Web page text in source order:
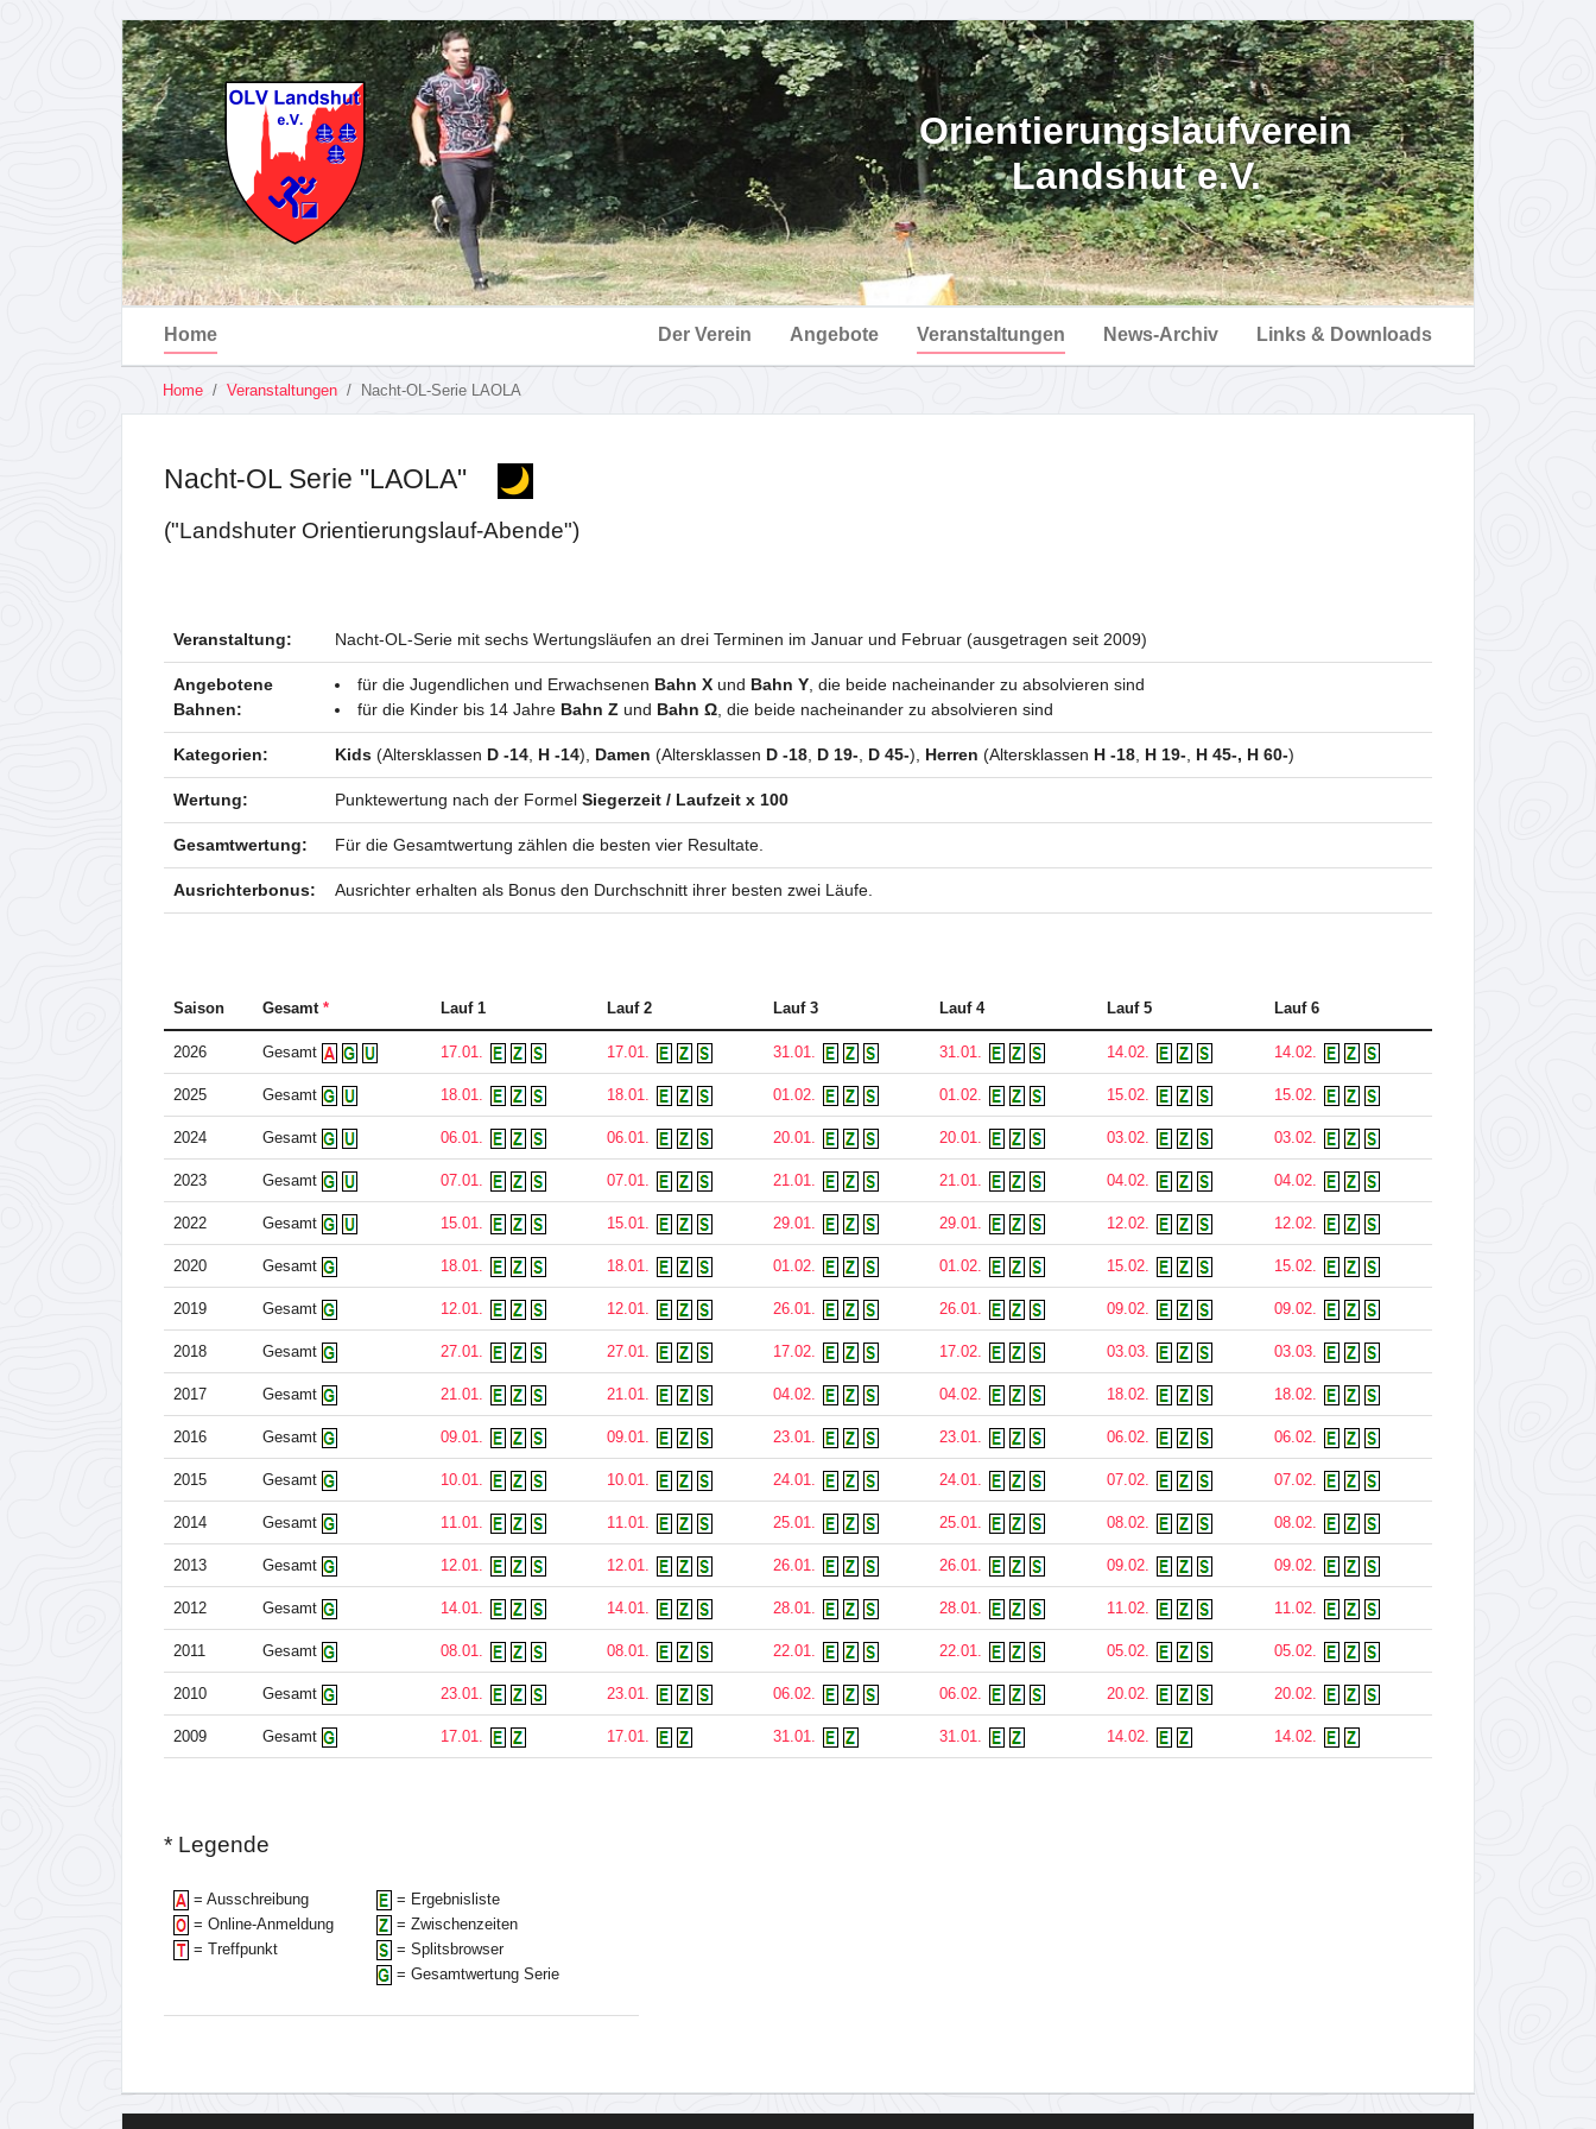
Orientierungslaufverein
Landshut e.V.
Home Der Verein Angebote Veranstaltungen News-Archiv Links & Downloads
are
Home Veranstaltungen Nacht-OL-Serie LAOLA
contentNacht-OL Serie "LAOLA"
("Landshuter Orientierungslauf-Abende")
Veranstaltung: Nacht-OL-Serie mit sechs Wertungsläufen an drei Terminen im Januar und Februar (ausgetragen seit 2009)
Angebotene
Bahnen:
für die Jugendlichen und Erwachsenen Bahn X und Bahn Y , die beide nacheinander zu absolvieren sind
für die Kinder bis 14 Jahre Bahn Z und Bahn Ω , die beide nacheinander zu absolvieren sind
Kategorien: Kids (Altersklassen D -14 H -14), Damen (Altersklassen D -18 D 19- D 45-), Herren (Altersklassen H -18 H 19- H 45-, H 60-)
Wertung: Punktewertung nach der Formel Siegerzeit / Laufzeit x 100
Gesamtwertung: Für die Gesamtwertung zählen die besten vier Resultate.
Ausrichterbonus: Ausrichter erhalten als Bonus den Durchschnitt ihrer besten zwei Läufe.
Saison Gesamt * Lauf 1 Lauf 2 Lauf 3 Lauf 4 Lauf 5 Lauf 6
2026 Gesamt 17.01. 17.01. 31.01. 31.01. 14.02. 14.02.
2025 Gesamt 18.01. 18.01. 01.02. 01.02. 15.02. 15.02.
2024 Gesamt 06.01. 06.01. 20.01. 20.01. 03.02. 03.02.
2023 Gesamt 07.01. 07.01. 21.01. 21.01. 04.02. 04.02.
2022 Gesamt 15.01. 15.01. 29.01. 29.01. 12.02. 12.02.
2020 Gesamt 18.01. 18.01. 01.02. 01.02. 15.02. 15.02.
2019 Gesamt 12.01. 12.01. 26.01. 26.01. 09.02. 09.02.
2018 Gesamt 27.01. 27.01. 17.02. 17.02. 03.03. 03.03.
2017 Gesamt 21.01. 21.01. 04.02. 04.02. 18.02. 18.02.
2016 Gesamt 09.01. 09.01. 23.01. 23.01. 06.02. 06.02.
2015 Gesamt 10.01. 10.01. 24.01. 24.01. 07.02. 07.02.
2014 Gesamt 11.01. 11.01. 25.01. 25.01. 08.02. 08.02.
2013 Gesamt 12.01. 12.01. 26.01. 26.01. 09.02. 09.02.
2012 Gesamt 14.01. 14.01. 28.01. 28.01. 11.02. 11.02.
2011 Gesamt 08.01. 08.01. 22.01. 22.01. 05.02. 05.02.
2010 Gesamt 23.01. 23.01. 06.02. 06.02. 20.02. 20.02.
2009 Gesamt 17.01. 17.01. 31.01. 31.01. 14.02. 14.02.
* Legende
= Ausschreibung
= Online-Anmeldung
= Treffpunkt
= Ergebnisliste
= Zwischenzeiten
= Splitsbrowser
= Gesamtwertung Serie